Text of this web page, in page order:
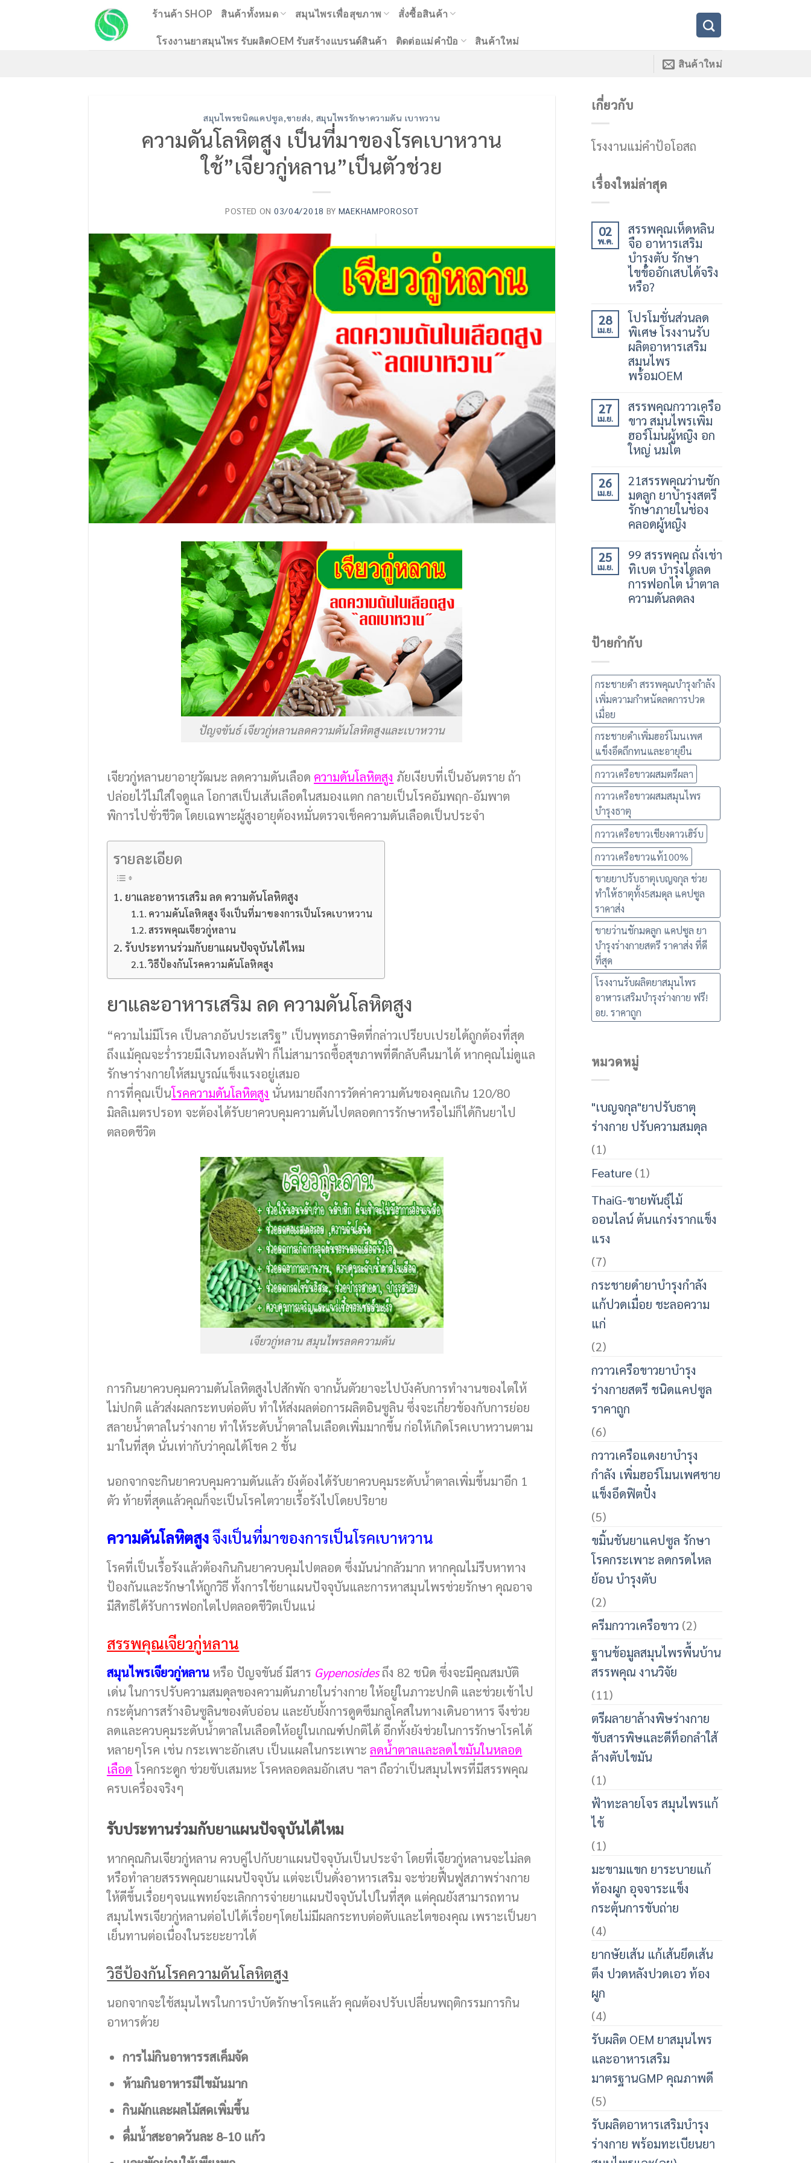
ร้านค้า SHOP สินค้าทั้งหมด สมุนไพรเพื่อสุขภาพ สั่งซื้อสินค้า
โรงงานยาสมุนไพร รับผลิตOEM รับสร้างแบรนด์สินค้า ติดต่อแม่คำป้อ
สินค้าใหม่
สินค้าใหม่
สมุนไพรชนิดแคปซูล,ขายส่ง, สมุนไพรรักษาความดัน เบาหวาน
ความดันโลหิตสูง เป็นที่มาของโรคเบาหวาน
ใช้”เจียวกู่หลาน”เป็นตัวช่วย
POSTED ON 03/04/2018 BY MAEKHAMPOROSOT
ปัญจขันธ์ เจียวกู่หลานลดความดันโลหิตสูงและเบาหวาน
เจียวกู่หลานยาอายุวัฒนะ ลดความดันเลือด ความดันโลหิตสูง ภัยเงียบที่เป็นอันตราย ถ้า
ปล่อยไว้ไม่ใส่ใจดูแล โอกาสเป็นเส้นเลือดในสมองแตก กลายเป็นโรคอัมพฤก-อัมพาต
พิการไปชั่วชีวิต โดยเฉพาะผู้สูงอายุต้องหมั่นตรวจเช็คความดันเลือดเป็นประจำ
รายละเอียด
ยาและอาหารเสริม ลด ความดันโลหิตสูง
ความดันโลหิตสูง จึงเป็นที่มาของการเป็นโรคเบาหวาน
สรรพคุณเจียวกู่หลาน
รับประทานร่วมกับยาแผนปัจจุบันได้ไหม
วิธีป้องกันโรคความดันโลหิตสูง
ยาและอาหารเสริม ลด ความดันโลหิตสูง
“ความไม่มีโรค เป็นลาภอันประเสริฐ” เป็นพุทธภาษิตที่กล่าวเปรียบเปรยได้ถูกต้องที่สุด
ถึงแม้คุณจะร่ำรวยมีเงินทองล้นฟ้า ก็ไม่สามารถซื้อสุขภาพที่ดีกลับคืนมาได้ หากคุณไม่ดูแล
รักษาร่างกายให้สมบูรณ์แข็งแรงอยู่เสมอ
การที่คุณเป็นโรคความดันโลหิตสูง นั่นหมายถึงการวัดค่าความดันของคุณเกิน 120/80
มิลลิเมตรปรอท จะต้องได้รับยาควบคุมความดันไปตลอดการรักษาหรือไม่ก็ได้กินยาไป
ตลอดชีวิต
เจียวกู่หลาน สมุนไพรลดความดัน
การกินยาควบคุมความดันโลหิตสูงไปสักพัก จากนั้นตัวยาจะไปบังคับการทำงานของไตให้
ไม่ปกติ แล้วส่งผลกระทบต่อตับ ทำให้ส่งผลต่อการผลิตอินซูลิน ซึ่งจะเกี่ยวข้องกับการย่อย
สลายน้ำตาลในร่างกาย ทำให้ระดับน้ำตาลในเลือดเพิ่มมากขึ้น ก่อให้เกิดโรคเบาหวานตาม
มาในที่สุด นั่นเท่ากับว่าคุณได้โชค 2 ชั้น
นอกจากจะกินยาควบคุมความดันแล้ว ยังต้องได้รับยาควบคุมระดับน้ำตาลเพิ่มขึ้นมาอีก 1
ตัว ท้ายที่สุดแล้วคุณก็จะเป็นโรคไตวายเรื้อรังไปโดยปริยาย
ความดันโลหิตสูงจึงเป็นที่มาของการเป็นโรคเบาหวาน
โรคที่เป็นเรื้อรังแล้วต้องกินกินยาควบคุมไปตลอด ซึ่งมันน่ากลัวมาก หากคุณไม่รีบหาทาง
ป้องกันและรักษาให้ถูกวิธี ทั้งการใช้ยาแผนปัจจุบันและการหาสมุนไพรช่วยรักษา คุณอาจ
มีสิทธิได้รับการฟอกไตไปตลอดชีวิตเป็นแน่
สรรพคุณเจียวกู่หลาน
สมุนไพรเจียวกู่หลาน หรือ ปัญจขันธ์ มีสาร Gypenosidesถึง 82 ชนิด ซึ่งจะมีคุณสมบัติ
เด่น ในการปรับความสมดุลของความดันภายในร่างกาย ให้อยู่ในภาวะปกติ และช่วยเข้าไป
กระตุ้นการสร้างอินซูลินของตับอ่อน และยับยั้งการดูดซึมกลูโคสในทางเดินอาหาร จึงช่วย
ลดและควบคุมระดับน้ำตาลในเลือดให้อยู่ในเกณฑ์ปกติได้ อีกทั้งยังช่วยในการรักษาโรคได้
หลายๆโรค เช่น กระเพาะอักเสบ เป็นแผลในกระเพาะลดน้ำตาลและลดไขมันในหลอด
เลือดโรคกระดูก ช่วยขับเสมหะ โรคหลอดลมอักเสบ ฯลฯ ถือว่าเป็นสมุนไพรที่มีสรรพคุณ
ครบเครื่องจริงๆ
รับประทานร่วมกับยาแผนปัจจุบันได้ไหม
หากคุณกินเจียวกู่หลาน ควบคู่ไปกับยาแผนปัจจุบันเป็นประจำ โดยที่เจียวกู่หลานจะไม่ลด
หรือทำลายสรรพคุณยาแผนปัจจุบัน แต่จะเป็นดั่งอาหารเสริม จะช่วยฟื้นฟูสภาพร่างกาย
ให้ดีขึ้นเรื่อยๆจนแพทย์จะเลิกการจ่ายยาแผนปัจจุบันไปในที่สุด แต่คุณยังสามารถทาน
สมุนไพรเจียวกู่หลานต่อไปได้เรื่อยๆโดยไม่มีผลกระทบต่อตับและไตของคุณ เพราะเป็นยา
เย็นทานต่อเนื่องในระยะยาวได้
วิธีป้องกันโรคความดันโลหิตสูง
นอกจากจะใช้สมุนไพรในการบำบัดรักษาโรคแล้ว คุณต้องปรับเปลี่ยนพฤติกรรมการกิน
อาหารด้วย
การไม่กินอาหารรสเค็มจัด
ห้ามกินอาหารมีไขมันมาก
กินผักและผลไม้สดเพิ่มขึ้น
ดื่มน้ำสะอาดวันละ 8-10 แก้ว
เกี่ยวกับ
โรงงานแม่คำป้อโอสถ
เรื่องใหม่ล่าสุด
02
พ.ค.
สรรพคุณเห็ดหลิน
จือ อาหารเสริม
บำรุงตับ รักษา
ไขข้ออักเสบได้จริง
หรือ?
28
เม.ย.
โปรโมชั่นส่วนลด
พิเศษ โรงงานรับ
ผลิตอาหารเสริม
สมุนไพร
พร้อมOEM
27
เม.ย.
สรรพคุณกวาวเครือ
ขาว สมุนไพรเพิ่ม
ฮอร์โมนผู้หญิง อก
ใหญ่ นมโต
26
เม.ย.
21สรรพคุณว่านชัก
มดลูก ยาบำรุงสตรี
รักษาภายในช่อง
คลอดผู้หญิง
25
เม.ย.
99 สรรพคุณ ถั่งเช่า
ทิเบต บำรุงไตลด
การฟอกไต น้ำตาล
ความดันลดลง
ป้ายกำกับ
กระชายดำ สรรพคุณบำรุงกำลัง
เพิ่มความกำหนัดลดการปวด
เมื่อย
กระชายดำเพิ่มฮอร์โมนเพศ
แข็งอึดถึกทนและอายุยืน
กวาวเครือขาวผสมตรีผลา
กวาวเครือขาวผสมสมุนไพร
บำรุงธาตุ
กวาวเครือขาวเชียงดาวเฮิร์บ
กวาวเครือขาวแท้100%
ขายยาปรับธาตุเบญจกุล ช่วย
ทำให้ธาตุทั้ง5สมดุล แคปซูล
ราคาส่ง
ขายว่านชักมดลูก แคปซูล ยา
บำรุงร่างกายสตรี ราคาส่ง ที่ดี
ที่สุด
โรงงานรับผลิตยาสมุนไพร
อาหารเสริมบำรุงร่างกาย ฟรี!
อย. ราคาถูก
หมวดหมู่
"เบญจกุล"ยาปรับธาตุ
ร่างกาย ปรับความสมดุล
(1)
Feature(1)
ThaiG-ขายพันธุ์ไม้
ออนไลน์ ต้นแกร่งรากแข็ง
แรง
(7)
กระชายดำยาบำรุงกำลัง
แก้ปวดเมื่อย ชะลอความ
แก่
(2)
กวาวเครือขาวยาบำรุง
ร่างกายสตรี ชนิดแคปซูล
ราคาถูก
(6)
กวาวเครือแดงยาบำรุง
กำลัง เพิ่มฮอร์โมนเพศชาย
แข็งอึดฟิตปั๋ง
(5)
ขมิ้นชันยาแคปซูล รักษา
โรคกระเพาะ ลดกรดไหล
ย้อน บำรุงตับ
(2)
ครีมกวาวเครือขาว (2)
ฐานข้อมูลสมุนไพรพื้นบ้าน
สรรพคุณ งานวิจัย
(11)
ตรีผลายาล้างพิษร่างกาย
ขับสารพิษและดีท็อกลำใส้
ล้างตับไขมัน
(1)
ฟ้าทะลายโจร สมุนไพรแก้
ไข้
(1)
มะขามแขก ยาระบายแก้
ท้องผูก อุจจาระแข็ง
กระตุ้นการขับถ่าย
(4)
ยากษัยเส้น แก้เส้นยึดเส้น
ตึง ปวดหลังปวดเอว ท้อง
ผูก
(4)
รับผลิต OEM ยาสมุนไพร
และอาหารเสริม
มาตรฐานGMP คุณภาพดี
(5)
รับผลิตอาหารเสริมบำรุง
ร่างกาย พร้อมทะเบียนยา